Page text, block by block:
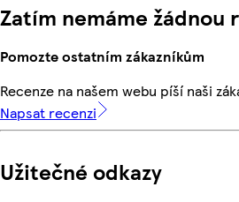
Zatím nemáme žádnou
Pomozte ostatním zákazníkům
Recenze na našem webu píší naši
Napsat recenzi
Užitečné odkazy